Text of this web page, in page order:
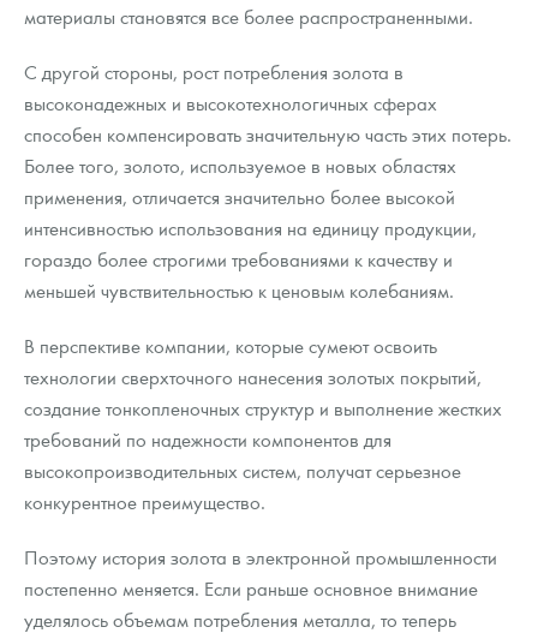
материалы становятся все более распространенными.
С другой стороны, рост потребления золота в
высоконадежных и высокотехнологичных сферах
способен компенсировать значительную часть этих потерь.
Более того, золото, используемое в новых областях
применения, отличается значительно более высокой
интенсивностью использования на единицу продукции,
гораздо более строгими требованиями к качеству и
меньшей чувствительностью к ценовым колебаниям.
В перспективе компании, которые сумеют освоить
технологии сверхточного нанесения золотых покрытий,
создание тонкопленочных структур и выполнение жестких
требований по надежности компонентов для
высокопроизводительных систем, получат серьезное
конкурентное преимущество.
Поэтому история золота в электронной промышленности
постепенно меняется. Если раньше основное внимание
уделялось объемам потребления металла, то теперь